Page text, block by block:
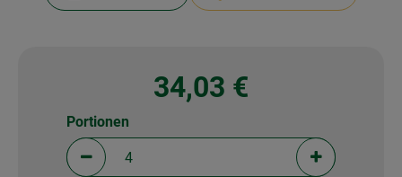
34,03 €
Portionen verringern (aktuell 4 Portionen
Portionen
Portionen